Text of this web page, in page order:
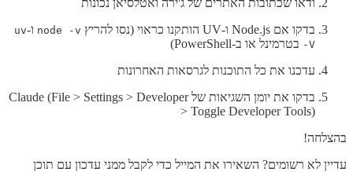
ודאו שכתובות האתרים של ג'ירה ואטלסיאן נכונות
בדקו אם Node.js ו-UV הותקנו כראוי (נסו להריץ
node -v ו-uv
-V בטרמינל או ב-PowerShell)
עדכנו את כל התוכנות לגרסאות האחרונות
בדקו את יומן השגיאות של Claude (File > Settings > Developer
> Toggle Developer Tools)
בהצלחה!
עדיין לא רשומים? השאירו את המייל כדי לקבל ממני עדכון עם תוכן